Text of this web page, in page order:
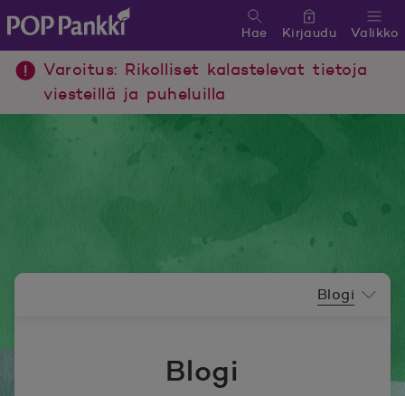
POP Pankki, etusivulle
Valikko
Hae Kirjaudu
Varoitus: Rikolliset kalastelevat tietoja
viesteillä ja puheluilla
Blogi
Blogi